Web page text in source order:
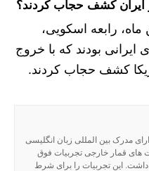
ایران کشف حجاب کردند؟
رابعه اسکویی،
بودند که با خروج
کشف حجاب کردند.
مدرک بین المللی زبان انگلیسی
های قمار خارجی تجربیات فوق
داشت. این تجربیات را برای شرط